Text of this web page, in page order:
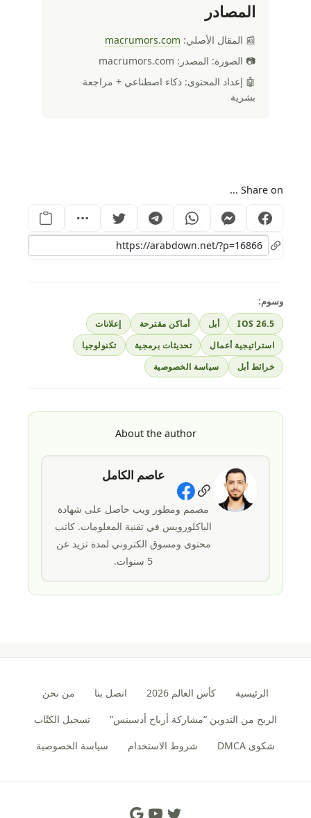
المصادر
📰 المقال الأصلي: macrumors.com
📷 الصورة: المصدر: macrumors.com
🤖 إعداد المحتوى: ذكاء اصطناعي + مراجعة
بشرية
Share on ...
وسوم:
IOS 26.5 أبل أماكن مقترحة
إعلانات
استراتيجية أعمال
تحديثات برمجية
تكنولوجيا
خرائط أبل
سياسة الخصوصية
About the author
عاصم الكامل
Social Links
مصمم ومطور ويب حاصل على شهادة
الباكلورويس في تقنية المعلومات. كاتب
محتوى ومسوق الكتروني لمدة تزيد عن
5 سنوات.
الرئيسية كأس العالم 2026 اتصل بنا
من نحن
الربح من التدوين “مشاركة أرباح أدسينس”
تسجيل الكتّاب
شكوى DMCA
شروط الاستخدام سياسة الخصوصية